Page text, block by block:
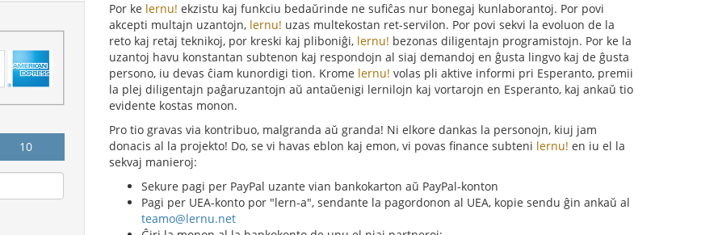
10
Por ke lernu! ekzistu kaj funkciu bedaŭrinde ne sufiĉas nur bonegaj kunlaborantoj. Por povi
akcepti multajn uzantojn, lernu! uzas multekostan ret-servilon. Por povi sekvi la evoluon de la
reto kaj retaj teknikoj, por kreski kaj pliboniĝi, lernu! bezonas diligentajn programistojn. Por ke la
uzantoj havu konstantan subtenon kaj respondojn al siaj demandoj en ĝusta lingvo kaj de ĝusta
persono, iu devas ĉiam kunordigi tion. Krome lernu! volas pli aktive informi pri Esperanto, premii
la plej diligentajn paĝaruzantojn aŭ antaŭenigi lernilojn kaj vortarojn en Esperanto, kaj ankaŭ tio
evidente kostas monon.
Pro tio gravas via kontribuo, malgranda aŭ granda! Ni elkore dankas la personojn, kiuj jam
donacis al la projekto! Do, se vi havas eblon kaj emon, vi povas finance subteni lernu! en iu el la
sekvaj manieroj:
Sekure pagi per PayPal uzante vian bankokarton aŭ PayPal-konton
Pagi per UEA-konto por "lern-a", sendante la pagordonon al UEA, kopie sendu ĝin ankaŭ al
teamo@lernu.net